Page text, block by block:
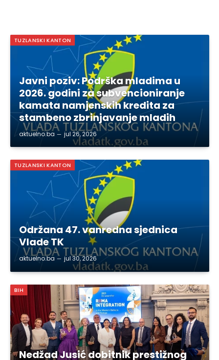
TUZLANSKI KANTON
Javni poziv: Podrška mladima u
2026. godini za subvencioniranje
kamata namjenskih kredita za
stambeno zbrinjavanje mladih
aktuelno.ba jul 26, 2026
TUZLANSKI KANTON
Održana 47. vanredna sjednica
Vlade TK
aktuelno.ba jul 30, 2026
BIH
Nedžad Jusić dobitnik prestižnog